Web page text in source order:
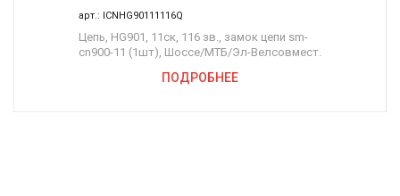
арт.: ICNHG90111116Q
Цепь, HG901, 11ск, 116 зв., замок цепи sm-
cn900-11 (1шт), Шоссе/МТБ/Эл-Велсовмест.
ПОДРОБНЕЕ